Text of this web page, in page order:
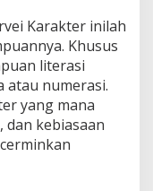
Karakter inilah
Khusus
literasi
atau numerasi.
yang mana
dan kebiasaan